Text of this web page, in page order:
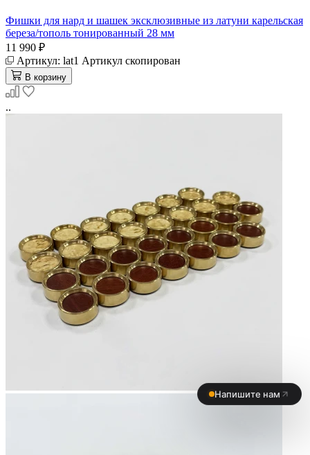
Фишки для нард и шашек эксклюзивные из латуни карельская
береза/тополь тонированный 28 мм
11 990 ₽
Артикул: lat1 Артикул скопирован
В корзину
..